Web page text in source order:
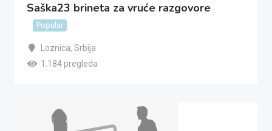
Saška23 brineta za vruće razgovore
Popular
Loznica, Srbija
1.184 pregleda